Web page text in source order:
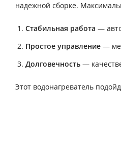
надежной сборке.
Стабильная работа —
Простое управление —
Долговечность —
Этот водонагреватель